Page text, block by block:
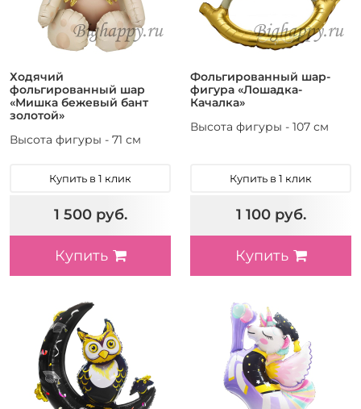
Ходячий
фольгированный шар
«Мишка бежевый бант
золотой»
Высота фигуры - 71 см
Купить в 1 клик
1 500 руб.
Купить
Фольгированный шар-
фигура «Лошадка-
Качалка»
Высота фигуры - 107 см
Купить в 1 клик
1 100 руб.
Купить